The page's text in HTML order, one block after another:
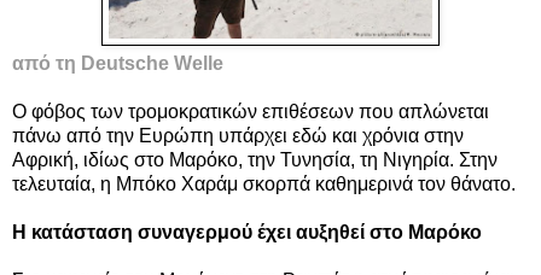
από τη Deutsche Welle
Ο φόβος των τρομοκρατικών επιθέσεων που απλώνεται
πάνω από την Ευρώπη υπάρχει εδώ και χρόνια στην
Αφρική, ιδίως στο Μαρόκο, την Τυνησία, τη Νιγηρία. Στην
τελευταία, η Μπόκο Χαράμ σκορπά καθημερινά τον θάνατο.
Η κατάσταση συναγερμού έχει αυξηθεί στο Μαρόκο